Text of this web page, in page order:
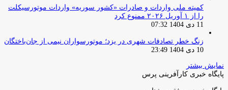
کمیته ملی واردات و صادرات «کشور سوریه» واردات موتورسیکلت
را از ۱ آوریل ۲۰۲۶ ممنوع کرد
11 دی 1404 07:32
زنگ خطر تصادفات شهری در یزد؛ موتورسواران نیمی از جان‌باختگان
10 دی 1404 23:49
نمایش بیشتر
پایگاه خبری کارآفرینی پرس